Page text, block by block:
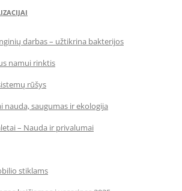
darbas – užtikrina bakterijos
namui rinktis
rūšys
nauda, saugumas ir ekologija
– Nauda ir privalumai
stiklams